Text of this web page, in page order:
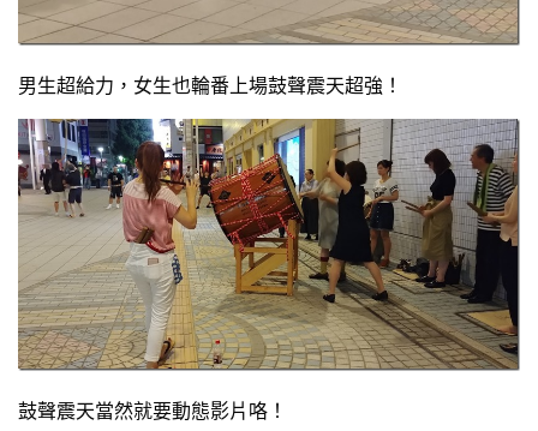
男生超給力，女生也輪番上場鼓聲震天超強！
鼓聲震天當然就要動態影片咯！